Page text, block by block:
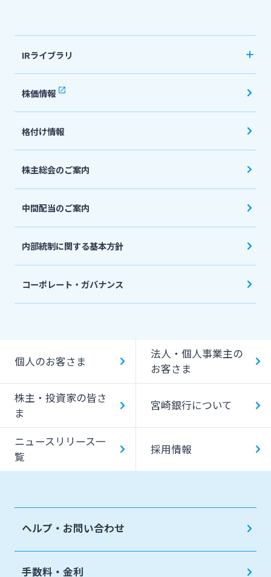
法人・個人事業主のお客さま
株主・投資家の皆さま
宮崎銀行について
ニュースリリース一覧
採用情報
お問い合わせ先一覧
IRライブラリ
決算短信
有価証券報告書・四半期報告書
IR関連ニュースリリース
会社説明会資料
投資家向け説明会資料
English
株価情報
格付け情報
株主総会のご案内
中間配当のご案内
内部統制に関する基本方針
コーポレート・ガバナンス
個人のお客さま
法人・個人事業主の
お客さま
株主・投資家の皆さ
ま
宮崎銀行について
ニュースリリース一
覧
採用情報
ヘルプ・お問い合わせ
手数料・金利